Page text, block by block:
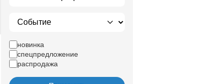
новинка
спецпредложение
распродажа